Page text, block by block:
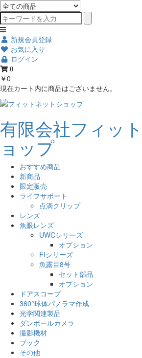
新規会員登録
お気に入り
ログイン
0
￥0
現在カート内に商品はございません。
有限会社フィッ
ョップ
おすすめ商品
新商品
限定販売
ライフサポート
点滴クリップ
レンズ
魚眼レンズ
UWCシリーズ
オプション
FIシリーズ
魚露目8号
セット部品
オプション
ドアスコープ
360°球体パノラマ作成
光学関連製品
ダンボールカメラ
撮影機材
ブック
その他